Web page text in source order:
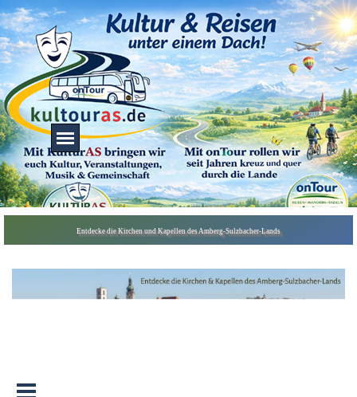
Direkt zum Seiteninhalt
Menü überspringen
Menü überspringen
Entdecke die Kirchen und Kapellen des Amberg-Sulzbacher-Lands